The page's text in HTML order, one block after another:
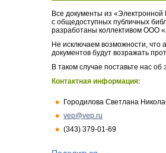
Все документы из «Электронной
с общедоступных публичных
разработаны коллективом ООО
Не исключаем возможности, что
документов будут возражать
В таком случае поставьте нас
Контактная информация:
Городилова Светлана
vep@vep.ru
(343) 379-01-69